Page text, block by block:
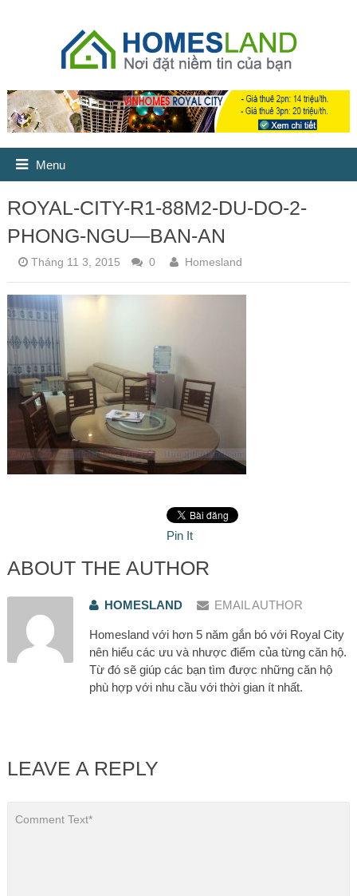
Menu
ROYAL-CITY-R1-88M2-DU-DO-2-
PHONG-NGU—BAN-AN
Tháng 11 3, 2015 0 Homesland
Pin It
ABOUT THE AUTHOR
HOMESLAND EMAIL AUTHOR
Homesland với hơn 5 năm gắn bó với Royal City
nên hiểu các ưu và nhược điểm của từng căn hộ.
Từ đó sẽ giúp các bạn tìm được những căn hộ
phù hợp với nhu cầu với thời gian ít nhất.
LEAVE A REPLY